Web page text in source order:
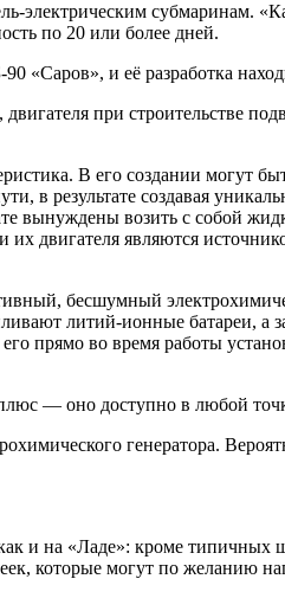
электрическим субмаринам.
по 20 или более дней.
«Саров», и её разработка
при строительстве
В его создании могут
в результате создавая
вынуждены возить с собой
двигателя являются
бесшумный
литий-ионные батареи, а
прямо во время работы
— оно доступно в любой
генератора.
и на «Ладе»: кроме типичных
которые могут по